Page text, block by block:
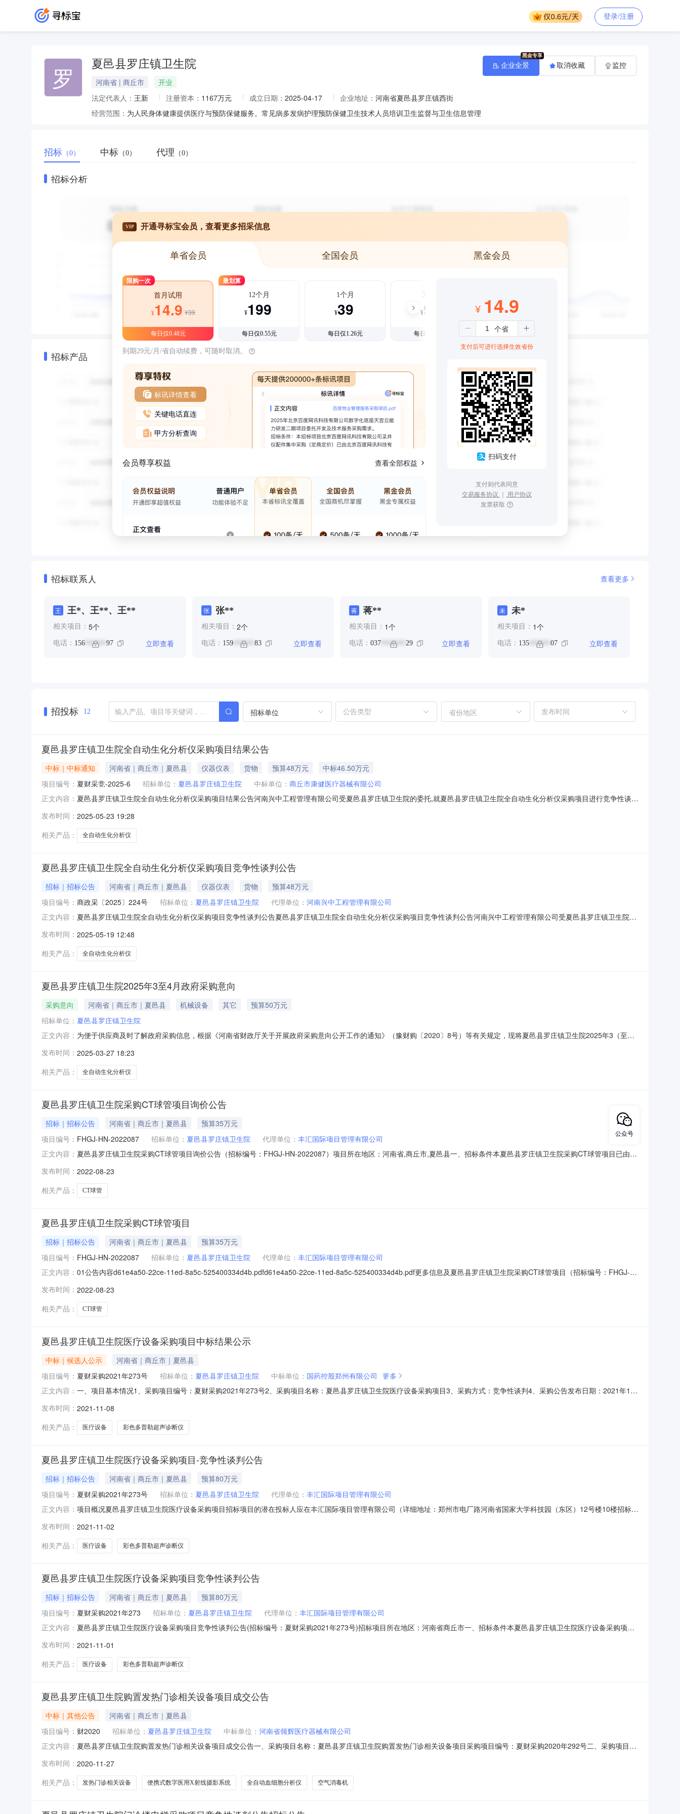
登录/注册
罗 夏邑县罗庄镇卫生院
河南省 | 商丘市
开业
法定代表人： 王新 注册资本： 1167万元 成立日期： 2025-04-17 企业地址： 河南省夏邑县罗庄镇西街
经营范围： 为人民身体健康提供医疗与预防保健服务。常见病多发病护理预防保健卫生技术人员培训卫生监督与卫生信息管理
企业全景 取消收藏 监控
招标 （0） 中标 （0） 代理 （0）
招标分析
招标产品
VIP 开通寻标宝会员，查看更多招采信息
单省会员 全国会员 黑金会员
限购一次
首月试用
¥14.9 ¥39
每日仅0.48元
最划算
12个月
¥199
每日仅0.55元
1个月
¥39
每日仅1.26元
3个月
¥99
每日仅1.08元
到期29元/月/省自动续费，可随时取消。
标讯详情查看
关键电话直连
甲方分析查询
会员尊享权益 查看全部权益
¥ 14.9
支付后可进行选择生效省份
扫码支付
支付则代表同意
交易服务协议 ｜ 用户协议
发票获取
招标联系人 查看更多
王 王*、王**、王**
相关项目： 5个
电话： 156 ****** 97 立即查看
张 张**
相关项目： 2个
电话： 159****** 83 立即查看
蒋 蒋**
相关项目： 1个
电话： 037 ******* 29 立即查看
未 未*
相关项目： 1个
电话： 135****** 07 立即查看
招投标 12 招标单位 省份地区
夏邑县罗庄镇卫生院全自动生化分析仪采购项目结果公告
中标｜中标通知 河南省｜商丘市｜夏邑县 仪器仪表 货物 预算48万元
中标46.50万元
项目编号： 夏财采竞-2025-6 招标单位： 夏邑县罗庄镇卫生院 中标单位： 商丘市康健医疗器械有限公司
正文内容： 夏邑县罗庄镇卫生院全自动生化分析仪采购项目结果公告河南兴中工程管理有限公司受夏邑县罗庄镇卫生院的委托,就夏邑县罗庄镇卫生院全自动生化分析仪采购项目进行竞争性谈判
竞-2025-64、资金来源：自筹资金5、项目控制价：48.000000万元二、招标公告发布媒体及时间本项目招标公告于2025年05月19日在《河南省政府采购网》、《商丘市政府采购
网》、《商丘市公
发布时间： 2025-05-23 19:28
相关产品：
全自动生化分析仪
夏邑县罗庄镇卫生院全自动生化分析仪采购项目竞争性谈判公告
招标｜招标公告 河南省｜商丘市｜夏邑县 仪器仪表 货物
预算48万元
项目编号： 商政采〔2025〕224号 招标单位： 夏邑县罗庄镇卫生院 代理单位： 河南兴中工程管理有限公司
正文内容： 夏邑县罗庄镇卫生院全自动生化分析仪采购项目竞争性谈判公告夏邑县罗庄镇卫生院全自动生化分析仪采购项目竞争性谈判公告河南兴中工程管理有限公司受夏邑县罗庄镇卫生院的
购项目二、采购编号：夏财采竞-2025-6招标编号:商政采〔2025〕224号三、项目内容及需求：全自动生化分析仪1台（技术参数详见竞争性谈判文件）四、质量要求：符合国家标
准、行业标准和专业标准等相关标准
发布时间： 2025-05-19 12:48
相关产品：
全自动生化分析仪
夏邑县罗庄镇卫生院2025年3至4月政府采购意向
采购意向 河南省｜商丘市｜夏邑县 机械设备 其它
预算50万元
招标单位： 夏邑县罗庄镇卫生院
正文内容： 为便于供应商及时了解政府采购信息，根据《河南省财政厅关于开展政府采购意向公开工作的通知》（豫财购〔2020〕8号）等有关规定，现将夏邑县罗庄镇卫生院2025年3（至）4
县罗庄镇卫生院全自动生化分析仪采购1台50.002025年4月本次公开的采购意向是本单位政府采购工作的初步安排，具体采购项目情况以相关采购公告和采购文件为准。夏邑县罗庄
镇卫生院2025年03月2
发布时间： 2025-03-27 18:23
相关产品：
全自动生化分析仪
夏邑县罗庄镇卫生院采购CT球管项目询价公告
招标｜招标公告 河南省｜商丘市｜夏邑县
预算35万元
项目编号： FHGJ-HN-2022087 招标单位： 夏邑县罗庄镇卫生院 代理单位： 丰汇国际项目管理有限公司
正文内容： 夏邑县罗庄镇卫生院采购CT球管项目询价公告（招标编号：FHGJ-HN-2022087）项目所在地区：河南省,商丘市,夏邑县一、招标条件本夏邑县罗庄镇卫生院采购CT球管项目已由项
购CT球管一套范围：本招标项目划分为1个标段，本次招标为其中的：(001)夏邑县罗庄镇卫生院采购CT球管;三、投标人资格要求(001夏邑县罗庄镇卫生院采购CT球管)的投标人资
格能力要
发布时间： 2022-08-23
相关产品：
CT球管
夏邑县罗庄镇卫生院采购CT球管项目
招标｜招标公告 河南省｜商丘市｜夏邑县
预算35万元
项目编号： FHGJ-HN-2022087 招标单位： 夏邑县罗庄镇卫生院 代理单位： 丰汇国际项目管理有限公司
正文内容： 01公告内容d61e4a50-22ce-11ed-8a5c-525400334d4b.pdfd61e4a50-22ce-11ed-8a5c-525400334d4b.pdf更多信息及夏邑县罗庄镇卫生院采购CT球管项目（招标编号：FHGJ-
标人为夏邑县罗庄镇卫生院。本项目已具备招标条件，现招标方式为其它方式。二、项目概况和招标范围规模：采购CT球
发布时间： 2022-08-23
相关产品：
CT球管
夏邑县罗庄镇卫生院医疗设备采购项目中标结果公示
中标｜候选人公示
河南省｜商丘市｜夏邑县
项目编号： 夏财采购2021年273号 招标单位： 夏邑县罗庄镇卫生院 中标单位： 国药控股郑州有限公司 更多
正文内容： 一、项目基本情况1、采购项目编号：夏财采购2021年273号2、采购项目名称：夏邑县罗庄镇卫生院医疗设备采购项目3、采购方式：竞争性谈判4、采购公告发布日期：2021年11
海东路与第九大街交叉口正商经开广场3-2号11层795,000.00元序号名称品牌（如有）规格型号数量单价1彩色多普勒超声诊断仪武汉中旗生物医疗电子有限公司viv651795000
发布时间： 2021-11-08
相关产品：
医疗设备 彩色多普勒超声诊断仪
夏邑县罗庄镇卫生院医疗设备采购项目-竞争性谈判公告
招标｜招标公告 河南省｜商丘市｜夏邑县
预算80万元
项目编号： 夏财采购2021年273号 招标单位： 夏邑县罗庄镇卫生院 代理单位： 丰汇国际项目管理有限公司
正文内容： 项目概况夏邑县罗庄镇卫生院医疗设备采购项目招标项目的潜在投标人应在丰汇国际项目管理有限公司（详细地址：郑州市电厂路河南省国家大学科技园（东区）12号楼10楼招标
设备采购项目3、采购方式：竞争性谈判4、预算金额：800,000.00元最高限价：800000元序号包号包名称包预算（元）包最高限价（元）11彩色多普勒超声诊断仪80000080000
发布时间： 2021-11-02
相关产品：
医疗设备 彩色多普勒超声诊断仪
夏邑县罗庄镇卫生院医疗设备采购项目竞争性谈判公告
招标｜招标公告 河南省｜商丘市｜夏邑县
预算80万元
项目编号： 夏财采购2021年273 招标单位： 夏邑县罗庄镇卫生院 代理单位： 丰汇国际项目管理有限公司
正文内容： 夏邑县罗庄镇卫生院医疗设备采购项目竞争性谈判公告(招标编号：夏财采购2021年273号)招标项目所在地区：河南省商丘市一、招标条件本夏邑县罗庄镇卫生院医疗设备采购项目
谈判。二、项目概况和招标范围项目规模：详见招标文件。招标内容与范围：本招标项目划分为标段1个标段，本次招标为其中的：001第1包三、投标人资格要求001第1包：6.1、
符合《中华人民共和国
发布时间： 2021-11-01
相关产品：
医疗设备 彩色多普勒超声诊断仪
夏邑县罗庄镇卫生院购置发热门诊相关设备项目成交公告
中标｜其他公告
河南省｜商丘市｜夏邑县
项目编号： 财2020 招标单位： 夏邑县罗庄镇卫生院 中标单位： 河南省领辉医疗器械有限公司
正文内容： 夏邑县罗庄镇卫生院购置发热门诊相关设备项目成交公告一、采购项目名称：夏邑县罗庄镇卫生院购置发热门诊相关设备项目采购项目编号：夏财采购2020年292号二、采购项目概
天；质量要求：合格三、评审日期：2020年11月27日四、招标公告发布日期：2020年11月23日五、采购方式：竞争性谈判包号采购内容供应商名称地址中标金额单位1便携式数字
医用X射线摄影系统
发布时间： 2020-11-27
相关产品：
发热门诊相关设备 便携式数字医用X射线摄影系统 全自动血细胞分析仪 空气消毒机
公众号